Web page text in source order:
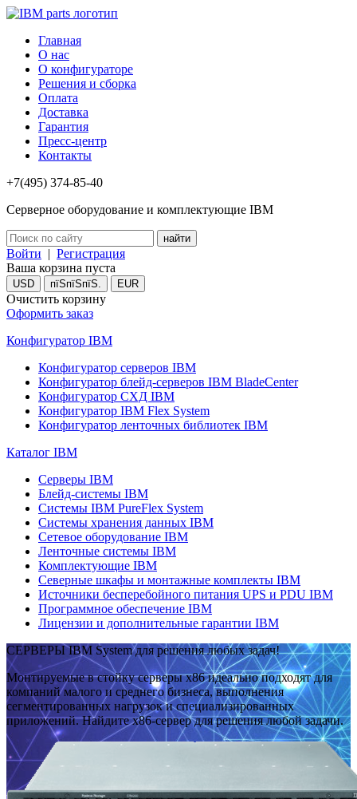
Главная
О нас
О конфигураторе
Решения и сборка
Оплата
Доставка
Гарантия
Пресс-центр
Контакты
+7(495) 374-85-40
Серверное оборудование и комплектующие IBM
Войти | Регистрация
Ваша корзина пуста
USD пїЅпїЅпїЅ. EUR
Очистить корзину
Оформить заказ
Конфигуратор IBM
Конфигуратор серверов IBM
Конфигуратор блейд-серверов IBM BladeCenter
Конфигуратор СХД IBM
Конфигуратор IBM Flex System
Конфигуратор ленточных библиотек IBM
Каталог IBM
Серверы IBM
Блейд-системы IBM
Системы IBM PureFlex System
Системы хранения данных IBM
Сетевое оборудование IBM
Ленточные системы IBM
Комплектующие IBM
Северные шкафы и монтажные комплекты IBM
Источники бесперебойного питания UPS и PDU IBM
Программное обеспечение IBM
Лицензии и дополнительные гарантии IBM
СЕРВЕРЫ IBM System для решения любых задач!
Монтируемые в стойку серверы x86 идеально подходят для
компаний малого и среднего бизнеса, выполнения
сегментированных нагрузок и специализированных
приложений. Найдите x86-сервер для решения любой задачи.